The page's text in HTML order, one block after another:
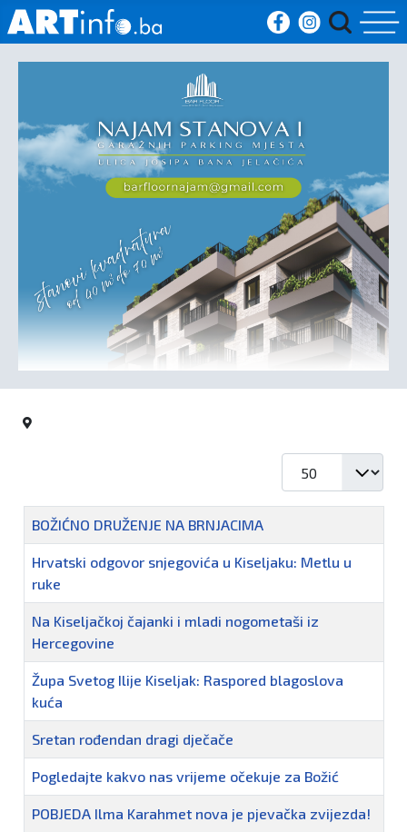
Vijesti
Sport
Crna
kronika
Politika
Naziv
BOŽIĆNO DRUŽENJE NA BRNJACIMA
Hrvatski odgovor snjegovića u Kiseljaku: Metlu u
ruke
Na Kiseljačkoj čajanki i mladi nogometaši iz
Hercegovine
Župa Svetog Ilije Kiseljak: Raspored blagoslova
kuća
Sretan rođendan dragi dječače
Pogledajte kakvo nas vrijeme očekuje za Božić
POBJEDA Ilma Karahmet nova je pjevačka zvijezda!